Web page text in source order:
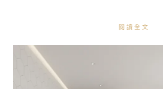
閱讀全文